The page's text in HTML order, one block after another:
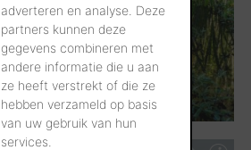
adverteren en analyse. Deze
partners kunnen deze
gegevens combineren met
andere informatie die u aan
ze heeft verstrekt of die ze
hebben verzameld op basis
van uw gebruik van hun
services.